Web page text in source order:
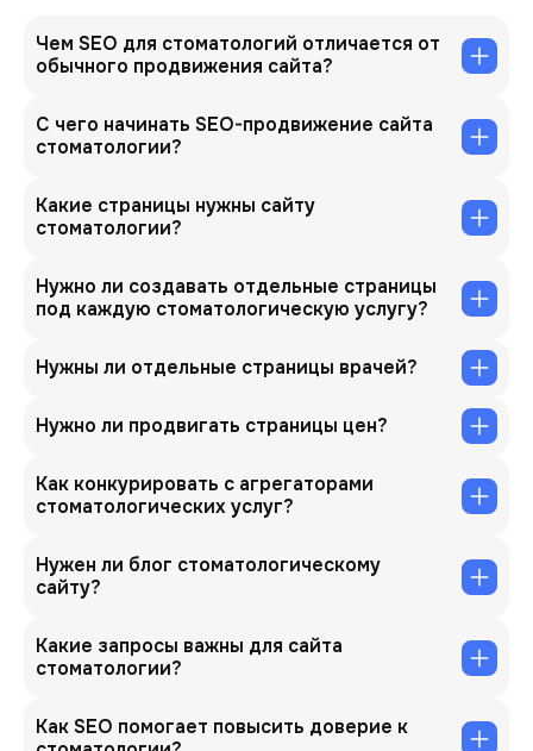
Чем SEO для стоматологий отличается от
обычного продвижения сайта?
С чего начинать SEO-продвижение сайта
стоматологии?
Какие страницы нужны сайту
стоматологии?
Нужно ли создавать отдельные страницы
под каждую стоматологическую услугу?
Нужны ли отдельные страницы врачей?
Нужно ли продвигать страницы цен?
Как конкурировать с агрегаторами
стоматологических услуг?
Нужен ли блог стоматологическому
сайту?
Какие запросы важны для сайта
стоматологии?
Как SEO помогает повысить доверие к